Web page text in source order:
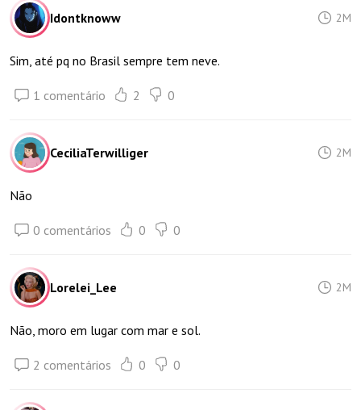
Idontknoww 2M
Sim, até pq no Brasil sempre tem neve.
1 comentário 2 0
CeciliaTerwilliger 2M
Não
0 comentários 0 0
Lorelei_Lee 2M
Não, moro em lugar com mar e sol.
2 comentários 0 0